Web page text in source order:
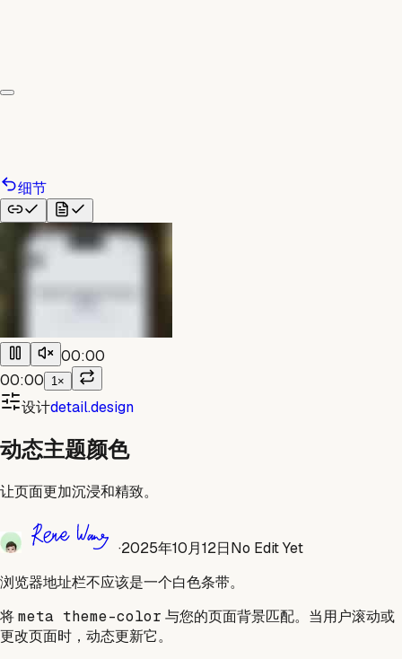
细节
00:00
00:00
1×
设计detail.design
动态主题颜色
让页面更加沉浸和精致。
·2025年10月12日No Edit Yet
浏览器地址栏不应该是一个白色条带。
将meta theme-color 与您的页面背景匹配。当用户滚动或
更改页面时，动态更新它。